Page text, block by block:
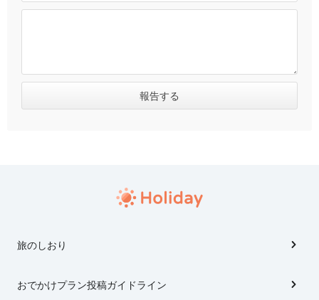
旅のしおり
おでかけプラン投稿ガイドライン